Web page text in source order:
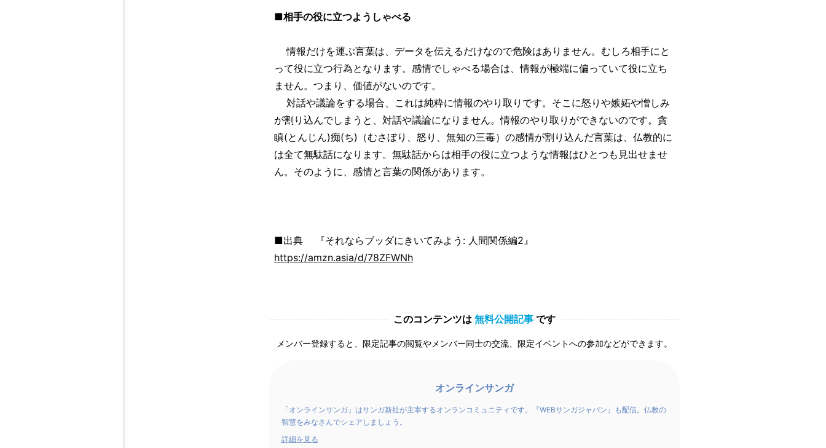
■相手の役に立つようしゃべる
情報だけを運ぶ言葉は、データを伝えるだけなので危険はありません。むしろ相手にと
って役に立つ行為となります。感情でしゃべる場合は、情報が極端に偏っていて役に立ち
ません。つまり、価値がないのです。
対話や議論をする場合、これは純粋に情報のやり取りです。そこに怒りや嫉妬や憎しみ
が割り込んでしまうと、対話や議論になりません。情報のやり取りができないのです。貪
瞋(とんじん)痴(ち)（むさぼり、怒り、無知の三毒）の感情が割り込んだ言葉は、仏教的に
は全て無駄話になります。無駄話からは相手の役に立つような情報はひとつも見出せませ
ん。そのように、感情と言葉の関係があります。
■出典 『それならブッダにきいてみよう: 人間関係編2』
https://amzn.asia/d/78ZFWNh
このコンテンツは 無料公開記事 です
メンバー登録すると、限定記事の閲覧やメンバー同士の交流、限定イベントへの参加などができます。
オンラインサンガ
「オンラインサンガ」はサンガ新社が主宰するオンランコミュニティです。『WEBサンガジャパン』も配信。仏教の
智慧をみなさんでシェアしましょう。
詳細を見る